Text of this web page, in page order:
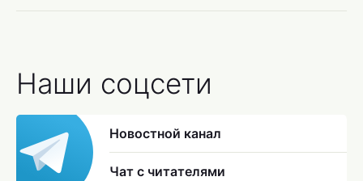
Наши соцсети
Новостной канал
Чат с читателями